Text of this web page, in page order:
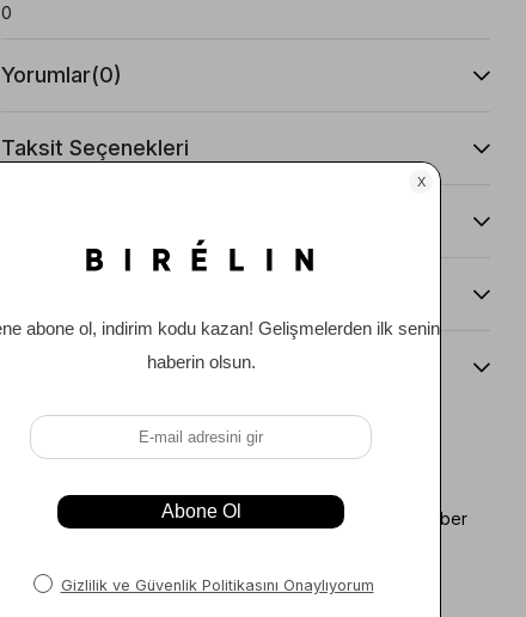
0
Yorumlar(0)
Taksit Seçenekleri
Beden Kılavuzu
Favorilere Ekle Koleksiyona Ekle
Karşılaştır
Fiyat Düşünce Haber
Gelince Haber Ver